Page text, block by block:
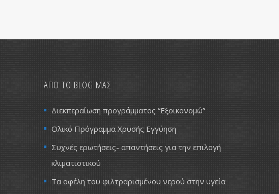
ΑΠΟ ΤΟ BLOG ΜΑΣ
Διεκπεραίωση προγράμματος “Εξοικονομώ”
Ολικό Πρόγραμμα Χρυσής Εγγύηση
Συχνές ερωτήσεις- απαντήσεις για την επιλογή
κλιματιστικού
Τα οφέλη του φιλτραρισμένου νερού στην υγεία